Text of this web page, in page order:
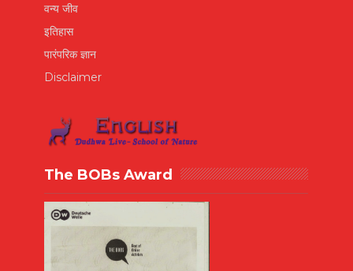
वन्य जीव
इतिहास
पारंपरिक ज्ञान
Disclaimer
The BOBs Award